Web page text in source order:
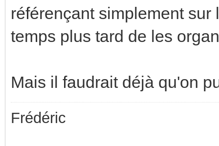
référençant simplement
temps plus tard de les
Mais il faudrait déjà qu'on
Frédéric